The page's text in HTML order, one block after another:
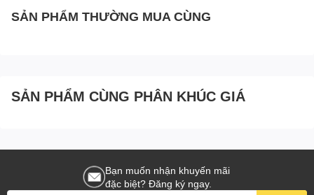
THÔNG TIN CHI TIẾT
SẢN PHẨM THƯỜNG MUA CÙNG
SẢN PHẨM CÙNG PHÂN KHÚC GIÁ
Bạn muốn nhận khuyến mãi
đặc biệt? Đăng ký ngay.